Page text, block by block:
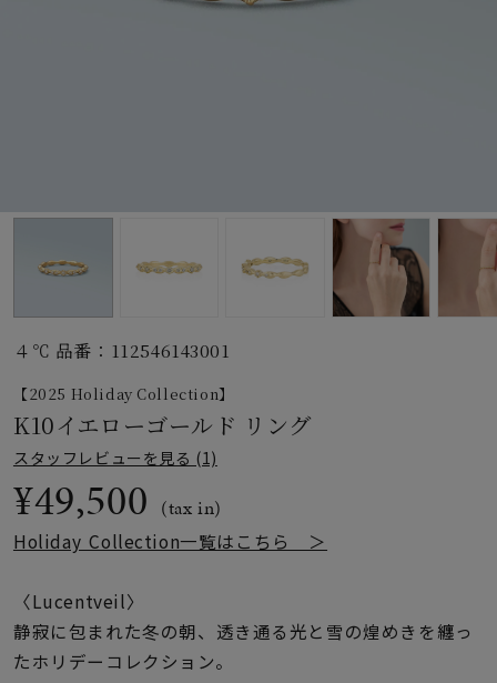
すべてのジュエリー
ファッションテイス
ト
着用シーン
コレクション
４℃ 品番：112546143001
【2025 Holiday Collection】
K10イエローゴールド リング
スタッフレビューを見る (1)
¥49,500 (tax in)
Holiday Collection一覧はこちら ＞
〈Lucentveil〉
静寂に包まれた冬の朝、透き通る光と雪の煌めきを纏っ
たホリデーコレクション。